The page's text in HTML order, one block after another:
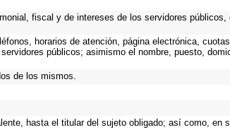
fiscal y de intereses de los servidores
horarios de atención, página electrónica,
públicos; asimismo el nombre, puesto,
de los mismos.
hasta el titular del sujeto obligado; así como,